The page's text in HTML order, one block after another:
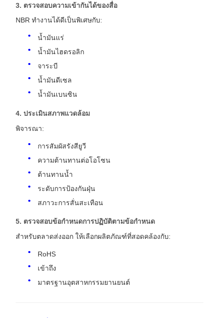
3. ตรวจสอบความเข้ากันได้ของสื่อ
NBR ทำงานได้ดีเป็นพิเศษกับ:
น้ำมันแร่
น้ำมันไฮดรอลิก
จาระบี
น้ำมันดีเซล
น้ำมันเบนซิน
4. ประเมินสภาพแวดล้อม
พิจารณา:
การสัมผัสรังสียูวี
ความต้านทานต่อโอโซน
ต้านทานน้ำ
ระดับการป้องกันฝุ่น
สภาวะการสั่นสะเทือน
5. ตรวจสอบข้อกำหนดการปฏิบัติตามข้อกำหนด
สำหรับตลาดส่งออก ให้เลือกผลิตภัณฑ์ที่สอดคล้องกับ:
RoHS
เข้าถึง
มาตรฐานอุตสาหกรรมยานยนต์